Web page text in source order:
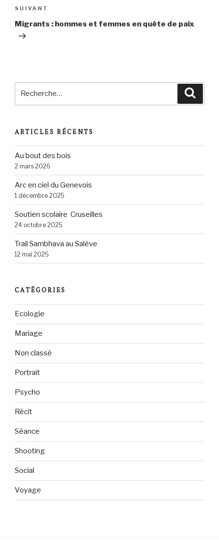
Article
suivant
SUIVANT
Migrants : hommes et femmes en quête de paix
ARTICLES RÉCENTS
Au bout des bois
2 mars 2026
Arc en ciel du Genevois
1 décembre 2025
Soutien scolaire Cruseilles
24 octobre 2025
Trail Sambhava au Salève
12 mai 2025
CATÉGORIES
Ecologie
Mariage
Non classé
Portrait
Psycho
Récit
Séance
Shooting
Social
Voyage